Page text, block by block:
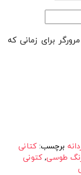
برای زمانی که
برچسب: کتانی
طوسی, کتونی